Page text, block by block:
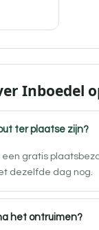
Inboedel
ter plaatse zijn?
gratis
dezelfde dag nog.
het ontruimen?